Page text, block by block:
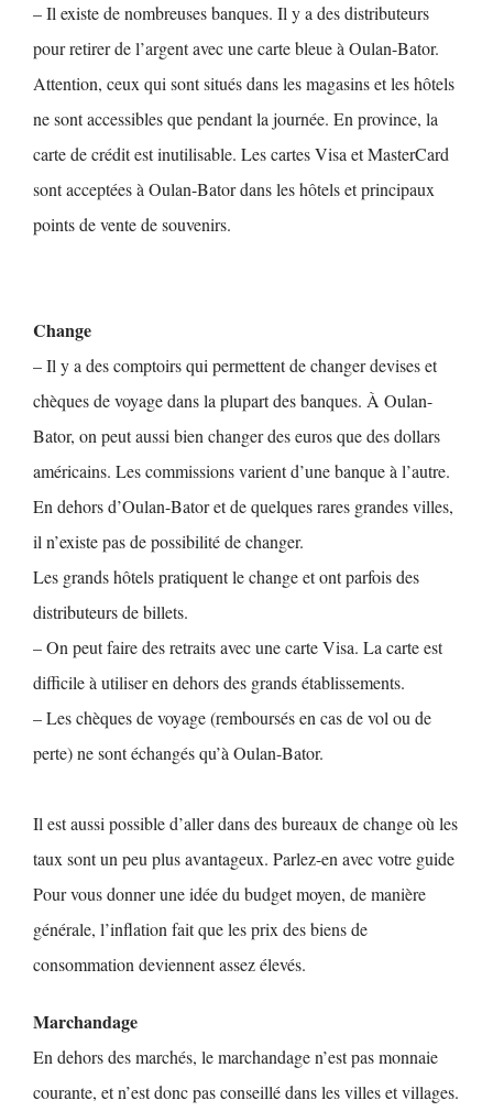
– Il existe de nombreuses banques. Il y a des distributeurs
pour retirer de l’argent avec une carte bleue à Oulan-Bator.
Attention, ceux qui sont situés dans les magasins et les hôtels
ne sont accessibles que pendant la journée. En province, la
carte de crédit est inutilisable. Les cartes Visa et MasterCard
sont acceptées à Oulan-Bator dans les hôtels et principaux
points de vente de souvenirs.
Change
– Il y a des comptoirs qui permettent de changer devises et
chèques de voyage dans la plupart des banques. À Oulan-
Bator, on peut aussi bien changer des euros que des dollars
américains. Les commissions varient d’une banque à l’autre.
En dehors d’Oulan-Bator et de quelques rares grandes villes,
il n’existe pas de possibilité de changer.
Les grands hôtels pratiquent le change et ont parfois des
distributeurs de billets.
– On peut faire des retraits avec une carte Visa. La carte est
difficile à utiliser en dehors des grands établissements.
– Les chèques de voyage (remboursés en cas de vol ou de
perte) ne sont échangés qu’à Oulan-Bator.
Il est aussi possible d’aller dans des bureaux de change où les
taux sont un peu plus avantageux. Parlez-en avec votre guide
​Pour vous donner une idée du budget moyen, de manière
générale, l’inflation fait que les prix des biens de
consommation deviennent assez élevés.
Marchandage
En dehors des marchés, le marchandage n’est pas monnaie
courante, et n’est donc pas conseillé dans les villes et villages.